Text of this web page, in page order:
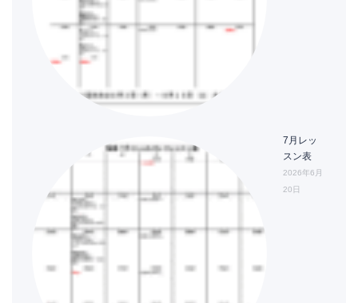
7月レッ
スン表
2026年6月
20日